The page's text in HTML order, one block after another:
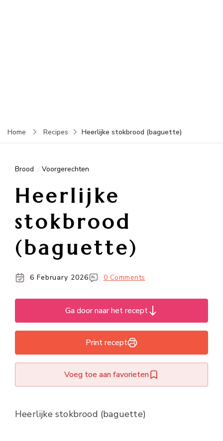
Home Recipes Heerlijke stokbrood (baguette)
Brood Voorgerechten
Heerlijke
stokbrood
(baguette)
6 February 2026 0 Comments
Ga door naar het recept
Print recept
Voeg toe aan favorieten
Heerlijke stokbrood (baguette)